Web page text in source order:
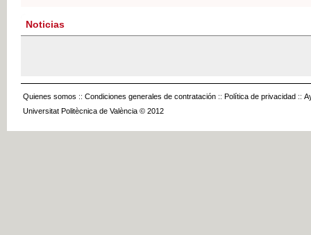
Noticias
Quienes somos :: Condiciones generales de contratación :: Política de privacidad ::
Universitat Politècnica de València © 2012